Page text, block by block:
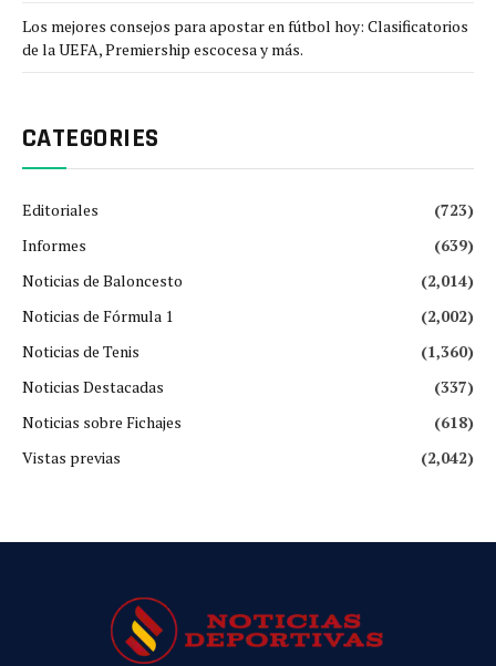
Los mejores consejos para apostar en fútbol hoy: Clasificatorios
de la UEFA, Premiership escocesa y más.
CATEGORIES
Editoriales
(723)
Informes
(639)
Noticias de Baloncesto
(2,014)
Noticias de Fórmula 1
(2,002)
Noticias de Tenis
(1,360)
Noticias Destacadas
(337)
Noticias sobre Fichajes
(618)
Vistas previas
(2,042)